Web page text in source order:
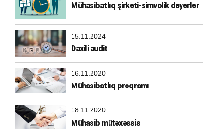
Mühasibatlıq şirkəti-simvolik dəyərlər
15.11.2024
Daxili audit
16.11.2020
Mühasibatlıq proqramı
18.11.2020
Mühasib mütəxəssis